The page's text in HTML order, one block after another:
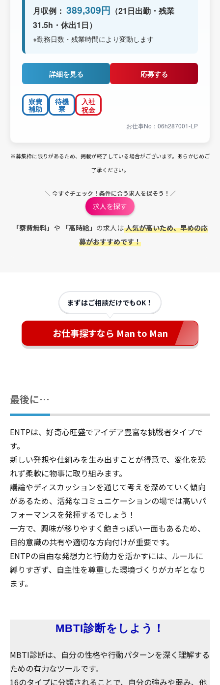
月収例： 389,309円 （21日出勤・残業
31.5h・休出1日）
※勤務日数・残業時間により変動します
詳細を見る 応募する
寮費
補助
待機
寮
入社
祝金
お仕事No：06h287001-LP
※募集枠に限りがあるため、掲載が終了している場合がございます。あらかじめご
了承ください。
＼ 今すぐチェック！条件に合う求人を探そう！／
求人を探す
「寮費無料」 や 「高時給」 の求人は人気が高いため、早めの応
募がおすすめです！
まずはご相談だけでもOK！
お仕事探すなら Man to Man
最後に…
ENTPは、好奇心旺盛でアイデア豊富な挑戦者タイプで
す。
新しい発想や仕組みを生み出すことが得意で、変化を恐
れず柔軟に物事に取り組みます。
議論やディスカッションを通じて考えを深めていく傾向
があるため、活発なコミュニケーションの場では高いパ
フォーマンスを発揮するでしょう！
一方で、興味が移りやすく飽きっぽい一面もあるため、
目的意識の共有や適切な方向付けが重要です。
ENTPの自由な発想力と行動力を活かすには、ルールに
縛りすぎず、自主性を尊重した環境づくりがカギとなり
ます。
MBTI診断をしよう！
MBTI診断は、自分の性格や行動パターンを深く理解する
ための有力なツールです。
16のタイプに分類されることで、自分の強みや弱み、他